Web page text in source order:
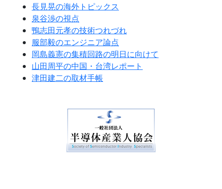
長見晃の海外トピックス
泉谷渉の視点
鴨志田元孝の技術つれづれ
服部毅のエンジニア論点
岡島義憲の集積回路の明日に向けて
山田周平の中国・台湾レポート
津田建二の取材手帳